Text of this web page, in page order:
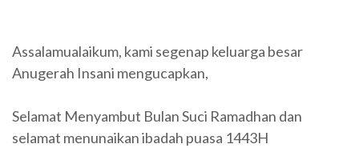
Assalamualaikum, kami segenap keluarga besar
Anugerah Insani mengucapkan,
Selamat Menyambut Bulan Suci Ramadhan dan
selamat menunaikan ibadah puasa 1443H